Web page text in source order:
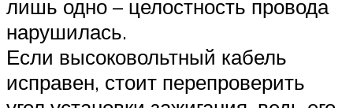
лишь одно – целостность провода
нарушилась.
Если высоковольтный кабель
исправен, стоит перепроверить